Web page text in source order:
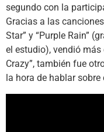
segundo con la
Gracias a las canciones
Star” y “Purple Rain”
el estudio), vendió más
Crazy”, también fue
la hora de hablar sobre